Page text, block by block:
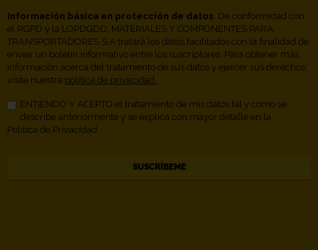
Información básica en protección de datos . De conformidad con
el RGPD y la LOPDGDD, MATERIALES Y COMPONENTES PARA
TRANSPORTADORES S.A tratará los datos facilitados con la finalidad de
enviar un boletín informativo entre los suscriptores. Para obtener más
información acerca del tratamiento de sus datos y ejercer sus derechos,
visite nuestra política de privacidad.
ENTIENDO Y ACEPTO el tratamiento de mis datos tal y como se
describe anteriormente y se explica con mayor detalle en la
Política de Privacidad.